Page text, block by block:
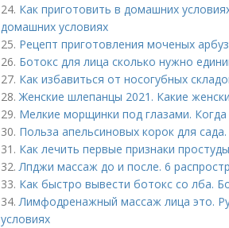
24. Как приготовить в домашних
домашних условиях
25. Рецепт приготовления моченых
26. Ботокс для лица сколько нужно
27. Как избавиться от носогубных
28.Женские шлепанцы 2021. Какие
29. Мелкие морщинки под глазами.
30. Польза апельсиновых корок для
31. Как лечить первые признаки
32.Лпджи массаж до и после. 6
33. Как быстро вывести ботокс со лба.
34.Лимфодренажный массаж лица это.
условиях